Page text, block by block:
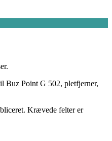
Buz Point G 502, pletfjerner,
Krævede felter er